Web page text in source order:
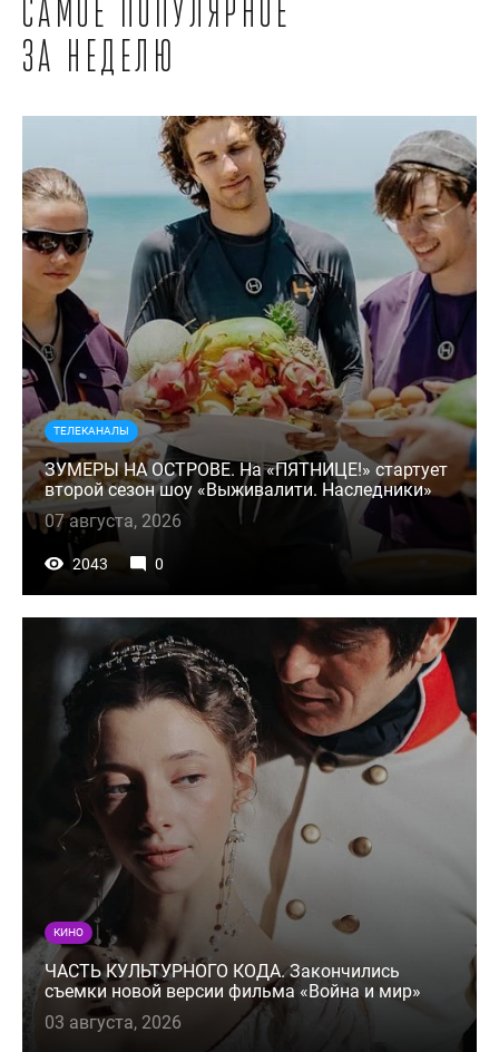
Самое популярное
за неделю
ТЕЛЕКАНАЛЫ
ЗУМЕРЫ НА ОСТРОВЕ. На «ПЯТНИЦЕ!» стартует
второй сезон шоу «Выживалити. Наследники»
07 августа, 2026
2043 0
КИНО
ЧАСТЬ КУЛЬТУРНОГО КОДА. Закончились
съемки новой версии фильма «Война и мир»
03 августа, 2026